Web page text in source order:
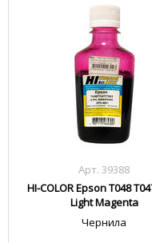
Арт. 39388
HI-COLOR Epson T048
Light Magenta
Чернила